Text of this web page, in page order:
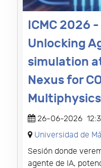
ICMC 2026
Unlocking
simulation
Nexus for
Multiphysics
26-06-2026
Universidad de
Sesión donde
agente de IA,